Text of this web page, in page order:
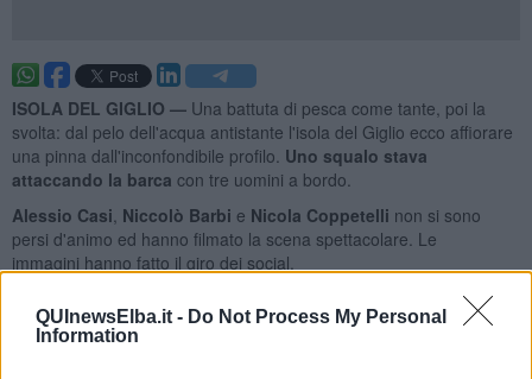
QUInewsElba.it - Do Not Process My Personal
Information
ISOLA DEL GIGLIO — Una battuta di pesca come tante, poi la
svolta: dal pelo dell'acqua antistante l'isola del Giglio ecco affiorare
una pinna dall'inconfondibile profilo. Uno squalo stava
attaccando la barca con tre uomini a bordo.
Alessio Casi Niccolò Barbi e Nicola Coppetelli non si sono
persi d'animo ed hanno filmato la scena spettacolare. Le
immagini hanno fatto il giro dei social.